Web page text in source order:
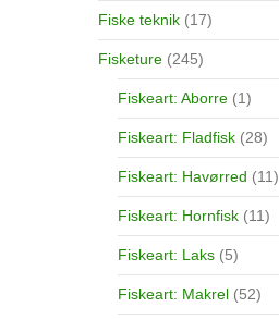
Fiske teknik (17)
Fisketure (245)
Fiskeart: Aborre (1)
Fiskeart: Fladfisk (28)
Fiskeart: Havørred (11)
Fiskeart: Hornfisk (11)
Fiskeart: Laks (5)
Fiskeart: Makrel (52)